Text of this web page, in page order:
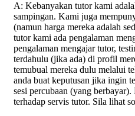
A: Kebanyakan tutor kami
sampingan. Kami juga
(namun harga mereka adalah
tutor kami ada pengalaman
pengalaman mengajar tutor,
terdahulu (jika ada) di profil
temubual mereka dulu melalui
anda buat keputusan jika ingin
sesi percubaan (yang
terhadap servis tutor. Sila lihat